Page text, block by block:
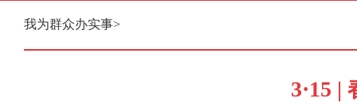
我为群众办实事>
3·15 |